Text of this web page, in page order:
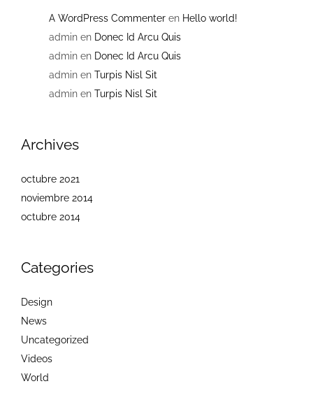
A WordPress Commenter en Hello world!
admin en Donec Id Arcu Quis
admin en Donec Id Arcu Quis
admin en Turpis Nisl Sit
admin en Turpis Nisl Sit
Archives
octubre 2021
noviembre 2014
octubre 2014
Categories
Design
News
Uncategorized
Videos
World